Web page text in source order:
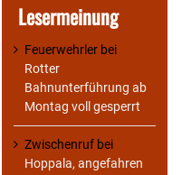
Lesermeinung
Feuerwehrler bei
Rotter
Bahnunterführung ab
Montag voll gesperrt
Zwischenruf bei
Hoppala, angefahren